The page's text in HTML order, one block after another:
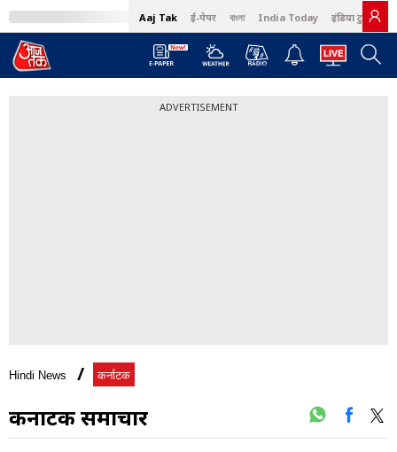
Aaj Tak ई-पेपर বাংলা India Today इंडिया टुडे हिंदी
ADVERTISEMENT
Hindi News कर्नाटक
कर्नाटक समाचार